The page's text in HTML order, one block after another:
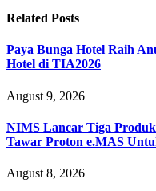
Related Posts
Paya Bunga Hotel Raih
Hotel di TIA2026
August 9, 2026
NIMS Lancar Tiga
Tawar Proton e.MAS
August 8, 2026